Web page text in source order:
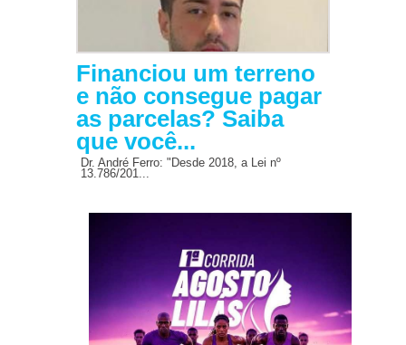
Financiou um terreno
e não consegue pagar
as parcelas? Saiba
que você...
Dr. André Ferro: "Desde 2018, a Lei nº
13.786/201...